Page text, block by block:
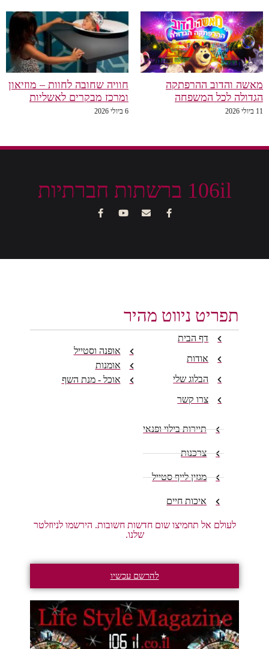
מאשה והדוב ההרפתקה
הגדולה לכל המשפחה
11 ביולי 2026
חוויה שחובה לחוות – מוזיאון
ומרכז מבקרים לאשליות
6 ביולי 2026
106il ברשתות חברתיות
תפריט ניווט מהיר
דף הבית
אודות
הבלוג שלי
צרו קשר
אופנה וסטייל
אומנות
אוכל - מנת השף
תיירות בילוי ופנאי
צרכנות
מגזין לייף סטייל
איכות חיים
לעולם אל תחמיצו שום חדשות חשובות. הירשמו לניוזלטר
שלנו.
להרשם עכשיו